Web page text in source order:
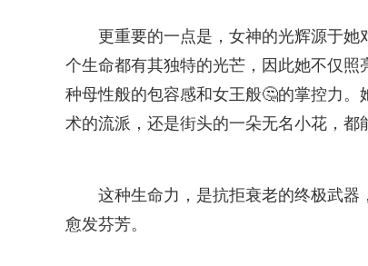
更重要的一点是，女神的光辉源于
个生命都有其独特的光芒，因此她不仅
种母性般的包容感和女王般🤔的掌控力
术的流派，还是街头的一朵无名小花，都
这种生命力，是抗拒衰老的终极武器
愈发芬芳。